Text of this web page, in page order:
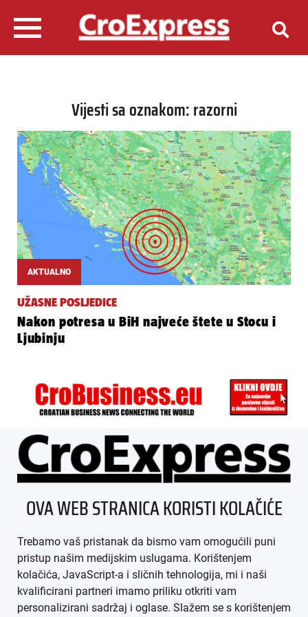
Vijesti sa oznakom: razorni
AKTUALNO
UŽASNE POSLJEDICE
Nakon potresa u BiH najveće štete u Stocu i
Ljubinju
ÜBER UNS
IMPRESSUM
AGB
DATENSCHUTZ
OVA WEB STRANICA KORISTI KOLAČIĆE
Trebamo vaš pristanak da bismo vam omogućili puni
pristup našim medijskim uslugama. Korištenjem
kolačića, JavaScript-a i sličnih tehnologija, mi i naši
kvalificirani partneri imamo priliku otkriti vam
personalizirani sadržaj i oglase. Slažem se s korištenjem